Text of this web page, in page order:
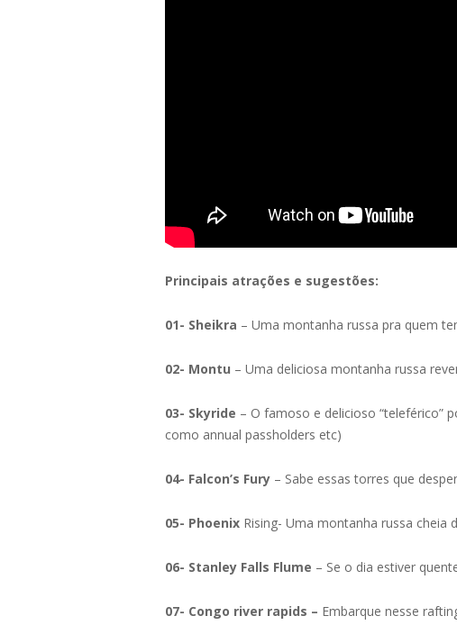
Principais atrações e sugestões:
01- Sheikra – Uma montanha russa pra quem
02- Montu – Uma deliciosa montanha russa
03- Skyride – O famoso e delicioso “teleférico”
como annual passholders etc)
04- Falcon’s Fury – Sabe essas torres que
05- Phoenix Rising- Uma montanha russa cheia
06- Stanley Falls Flume – Se o dia estiver
07- Congo river rapids – Embarque nesse